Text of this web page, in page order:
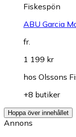
Fiskespön
ABU Garcia
fr.
1 199 kr
hos Olssons
+8 butiker
Hoppa över innehållet
Annons